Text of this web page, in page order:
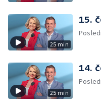
25 min
15.
25 min
14.